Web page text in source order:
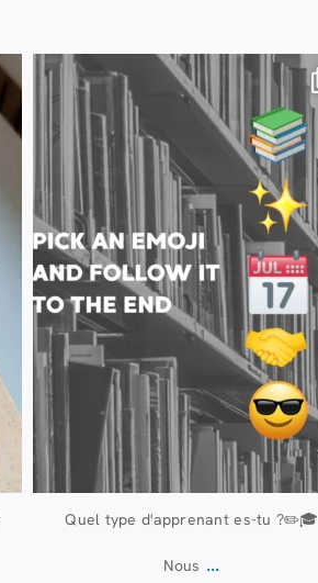
20 juillet
28
Quel type d'apprenant es-tu ?✏️🎓
Nous ...